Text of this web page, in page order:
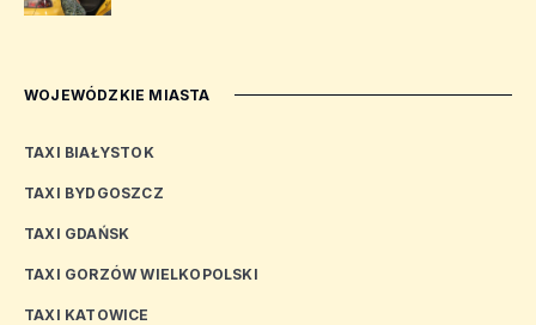
WOJEWÓDZKIE MIASTA
TAXI BIAŁYSTOK
TAXI BYDGOSZCZ
TAXI GDAŃSK
TAXI GORZÓW WIELKOPOLSKI
TAXI KATOWICE